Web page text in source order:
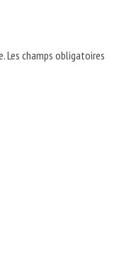
Les champs obligatoires